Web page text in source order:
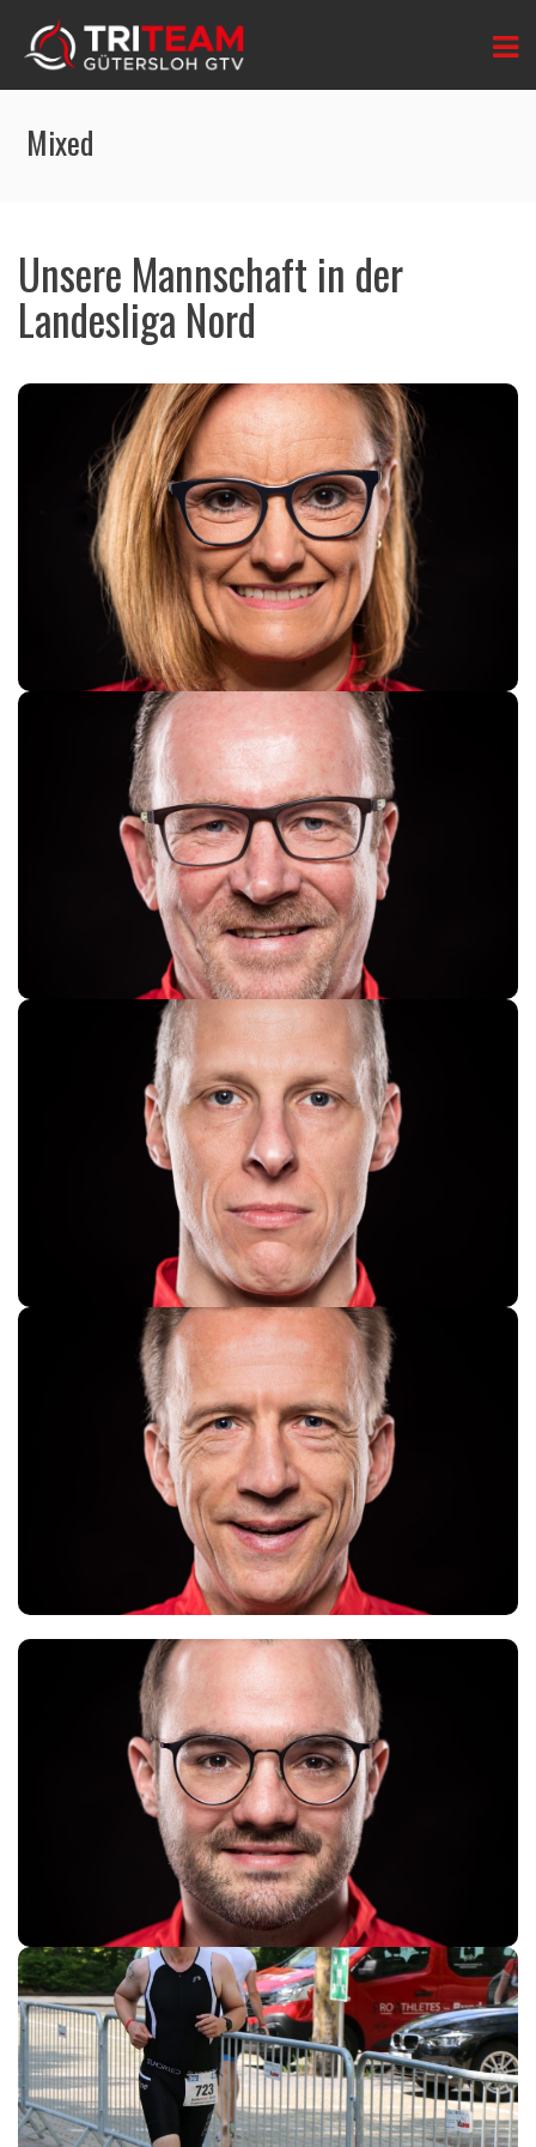
Mixed
Unsere Mannschaft in der
Landesliga Nord
Sandra Kuhlmann
Carsten Kuhlmann
Manuel Vergers
Hartmut Kauer
David Heidemann
Dominik Rheker